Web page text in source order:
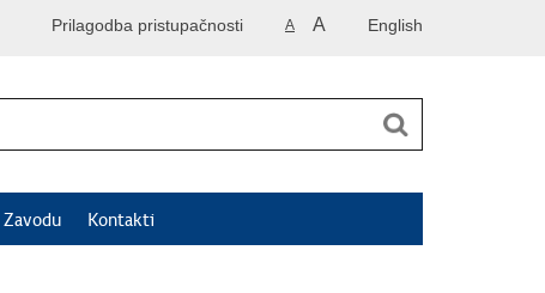
English
A A
Prilagodba pristupačnosti
Zavodu Kontakti